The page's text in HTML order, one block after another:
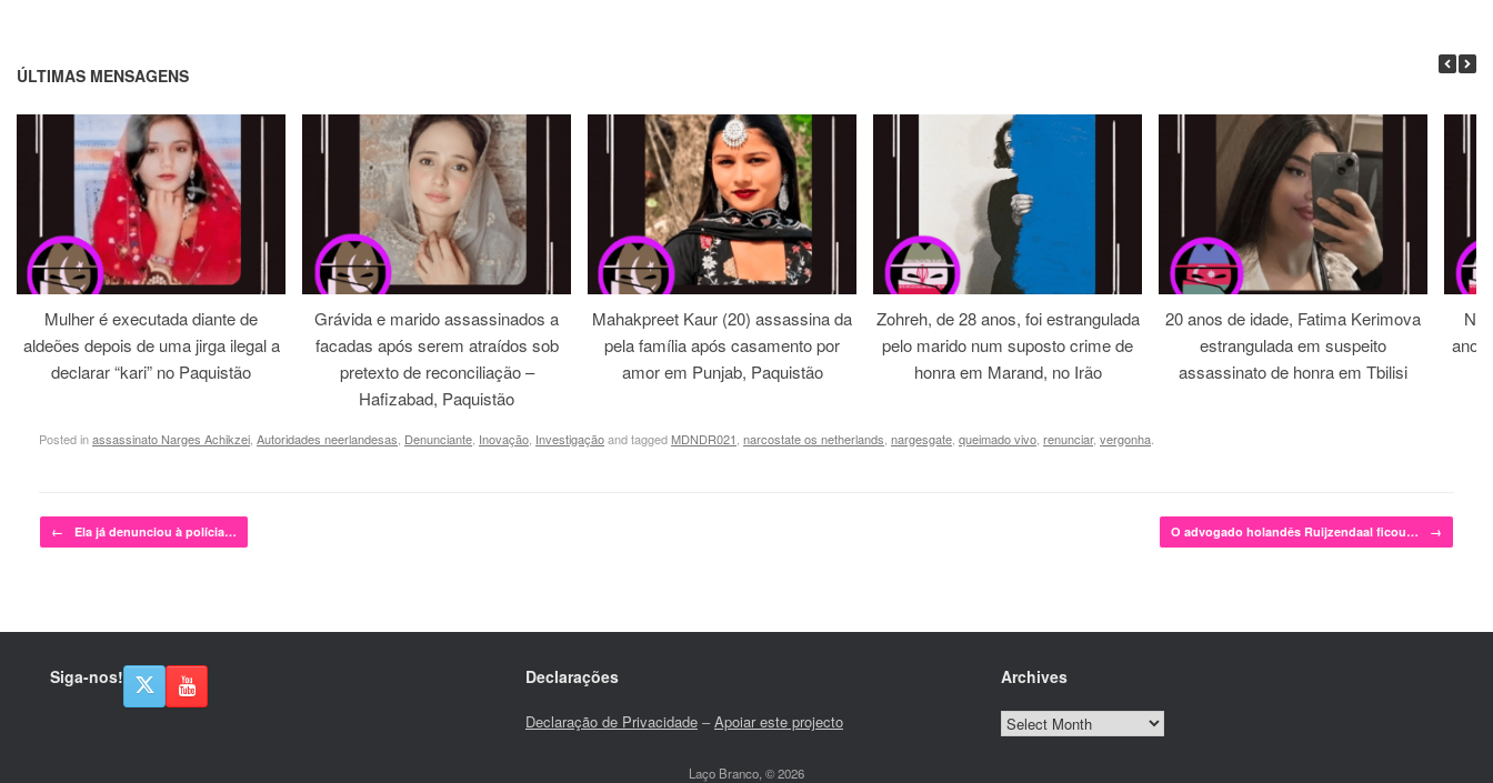
ÚLTIMAS MENSAGENS
Mulher é executada diante de
aldeões depois de uma jirga ilegal a
declarar “kari” no Paquistão
Grávida e marido assassinados a
facadas após serem atraídos sob
pretexto de reconciliação –
Hafizabad, Paquistão
Mahakpreet Kaur (20) assassina da
pela família após casamento por
amor em Punjab, Paquistão
Zohreh, de 28 anos, foi estrangulada
pelo marido num suposto crime de
honra em Marand, no Irão
20 anos de idade, Fatima Kerimova
estrangulada em suspeito
assassinato de honra em Tbilisi
anos
Posted inassassinato Narges Achikzei, Autoridades neerlandesas, Denunciante, Inovação, Investigaçãoand tagged MDNDR021, narcostate os netherlands, nargesgate, queimado vivo, renunciar, vergonha.
Post navigation
← Ela já denunciou à polícia… O advogado holandês Ruijzendaal ficou… →
Siga-nos! Declarações
Declaração de Privacidade–Apoiar este projecto
Archives
Archives
Laço Branco, © 2026